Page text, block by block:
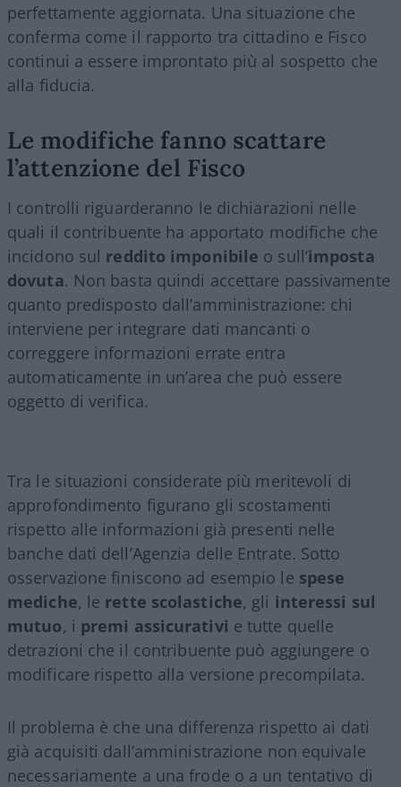
perfettamente aggiornata. Una situazione che
conferma come il rapporto tra cittadino e Fisco
continui a essere improntato più al sospetto che
alla fiducia.
Le modifiche fanno scattare
l’attenzione del Fisco
I controlli riguarderanno le dichiarazioni nelle
quali il contribuente ha apportato modifiche che
incidono sul reddito imponibile o sull’imposta
dovuta. Non basta quindi accettare passivamente
quanto predisposto dall’amministrazione: chi
interviene per integrare dati mancanti o
correggere informazioni errate entra
automaticamente in un’area che può essere
oggetto di verifica.
Tra le situazioni considerate più meritevoli di
approfondimento figurano gli scostamenti
rispetto alle informazioni già presenti nelle
banche dati dell’Agenzia delle Entrate. Sotto
osservazione finiscono ad esempio le spese
mediche, le rette scolastiche, gli interessi sul
mutuo, i premi assicurativi e tutte quelle
detrazioni che il contribuente può aggiungere o
modificare rispetto alla versione precompilata.
Il problema è che una differenza rispetto ai dati
già acquisiti dall’amministrazione non equivale
necessariamente a una frode o a un tentativo di